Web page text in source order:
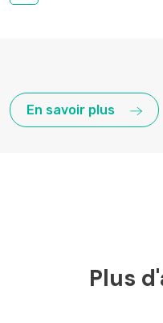
En savoir plus
Plus